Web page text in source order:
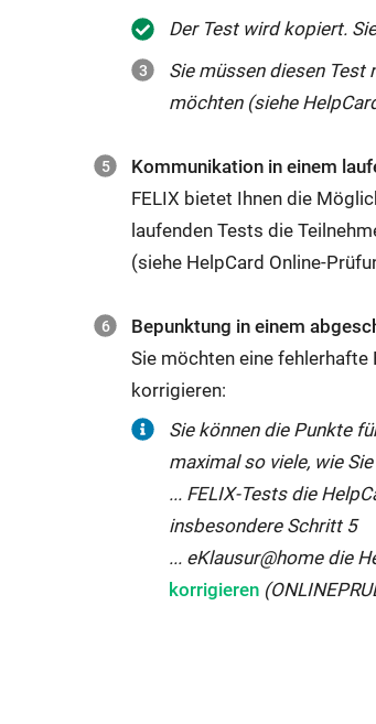
Der Test wird kopiert.
Sie müssen diesen Test
möchten (siehe
Kommunikation in einem
FELIX bietet Ihnen die
laufenden Tests die
(siehe HelpCard Online-
Bepunktung in einem
Sie möchten eine
korrigieren:
Sie können die Punkte
maximal so viele, wie
... FELIX-Tests die
insbesondere Schritt 5
... eKlausur@home die
korrigieren